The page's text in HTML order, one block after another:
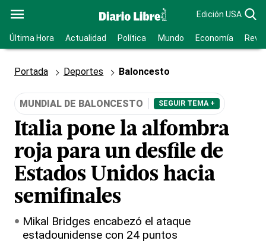
Edición USA
Última Hora Actualidad Política Mundo Economía
Portada Deportes Baloncesto
MUNDIAL DE BALONCESTO SEGUIR TEMA +
Italia pone la alfombra
roja para un desfile de
Estados Unidos hacia
semifinales
Mikal Bridges encabezó el ataque
estadounidense con 24 puntos